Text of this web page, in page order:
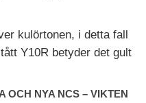
kulörtonen, i detta fall
Y10R betyder det gult
OCH NYA NCS – VIKTEN